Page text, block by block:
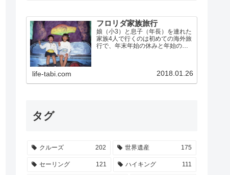
フロリダ家族旅行
娘（小3）と息子（年長）を連れた
家族4人で行くのは初めての海外旅
行で、年末年始の休みと年始のラ
ト、ユニバーサル・スタジオなど
life-tabi.com 2018.01.26
タグ
クルーズ 202 世界遺産 175
セーリング 121 ハイキング 111